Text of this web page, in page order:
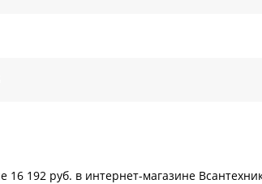
192 руб. в интернет-магазине